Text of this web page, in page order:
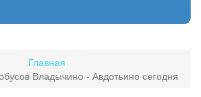
Главная
Владычино - Авдотьино сегодня